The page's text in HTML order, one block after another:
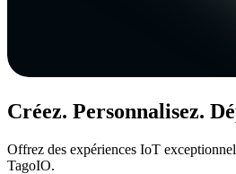
Créez. Personnalisez.
Offrez des expériences IoT
TagoIO.